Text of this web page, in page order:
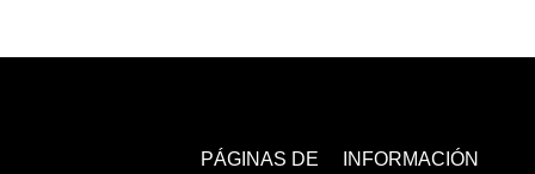
PÁGINAS DE
INFORMACIÓN